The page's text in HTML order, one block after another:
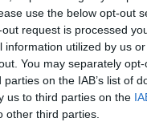
use the below opt-out
request is processed
utilized by us
You may separately
on the IAB’s list of
us to third parties on the
other third parties.
να μην
να